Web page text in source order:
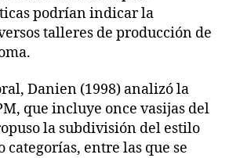
podrían indicar la
talleres de producción de
Danien (1998) analizó la
que incluye once vasijas del
la subdivisión del estilo
categorías, entre las que se